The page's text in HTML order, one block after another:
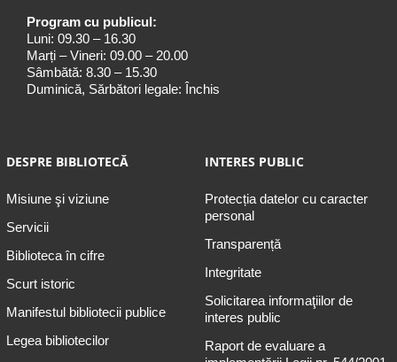
Program cu publicul:
Luni: 09.30 – 16.30
Marți – Vineri: 09.00 – 20.00
Sâmbătă: 8.30 – 15.30
Duminică, Sărbători legale: Închis
DESPRE BIBLIOTECĂ
Misiune şi viziune
Servicii
Biblioteca în cifre
Scurt istoric
Manifestul bibliotecii publice
Legea bibliotecilor
INTERES PUBLIC
Protecția datelor cu caracter
personal
Transparență
Integritate
Solicitarea informaţiilor de
interes public
Raport de evaluare a